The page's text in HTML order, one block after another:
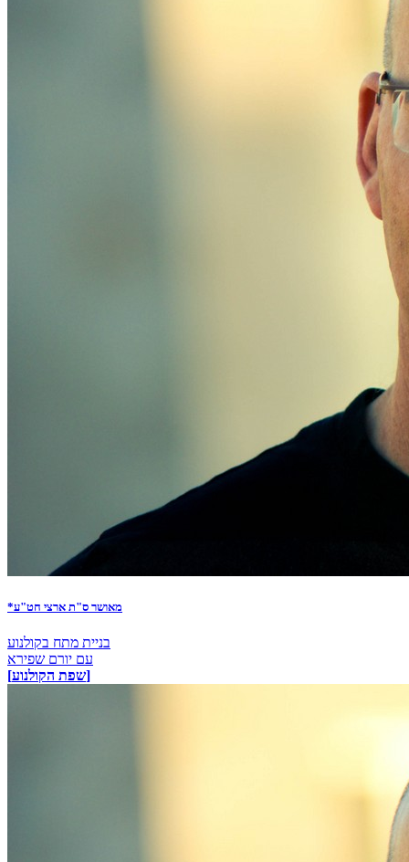
*מאושר ס"ת ארצי חט"ע
בניית מתח בקולנוע
עם יורם שפירא
[שפת הקולנוע]